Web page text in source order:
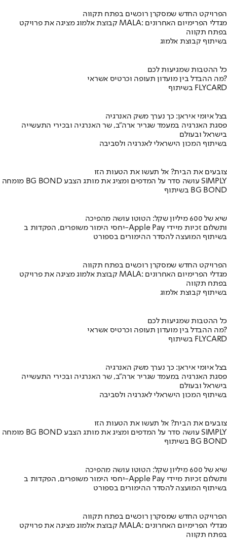
הפרויקט החדש שמסקרן רוכשים בפתח תקווה
קבוצת אלמוג מציגה את פרויקט MALA: מגדלי הפרימיום האחרונים
בפתח תקווה
בשיתוף קבוצת אלמוג
כל ההטבות שמגיעות לכם
מה ההבדל בין מועדון תעופה וכרטיס אשראי?
בשיתוף FLYCARD
בצל איומי איראן: כך נערך משק האנרגיה
פסגת האנרגיה במעמד שגריר ארה"ב, שר האנרגיה ובכירי התעשייה
בישראל ובעולם
בשיתוף המכון הישראלי לאנרגיה ולסביבה
צובעים את הבית? אל תעשו את הטעות הזו
מומחה BG BOND עושה סדר על המדפים ומציג את מותג הצבע SIMPLY
בשיתוף BG BOND
שיא של 600 מיליון שקל: הטוטו עושה מהפיכה
יחסי הימור משופרים, הפקדות ב-Apple Pay ותשלום זכיות מיידי
בשיתוף המועצה להסדר ההימורים בספורט
הפרויקט החדש שמסקרן רוכשים בפתח תקווה
קבוצת אלמוג מציגה את פרויקט MALA: מגדלי הפרימיום האחרונים
בפתח תקווה
בשיתוף קבוצת אלמוג
כל ההטבות שמגיעות לכם
מה ההבדל בין מועדון תעופה וכרטיס אשראי?
בשיתוף FLYCARD
בצל איומי איראן: כך נערך משק האנרגיה
פסגת האנרגיה במעמד שגריר ארה"ב, שר האנרגיה ובכירי התעשייה
בישראל ובעולם
בשיתוף המכון הישראלי לאנרגיה ולסביבה
צובעים את הבית? אל תעשו את הטעות הזו
מומחה BG BOND עושה סדר על המדפים ומציג את מותג הצבע SIMPLY
בשיתוף BG BOND
שיא של 600 מיליון שקל: הטוטו עושה מהפיכה
יחסי הימור משופרים, הפקדות ב-Apple Pay ותשלום זכיות מיידי
בשיתוף המועצה להסדר ההימורים בספורט
הפרויקט החדש שמסקרן רוכשים בפתח תקווה
קבוצת אלמוג מציגה את פרויקט MALA: מגדלי הפרימיום האחרונים
בפתח תקווה